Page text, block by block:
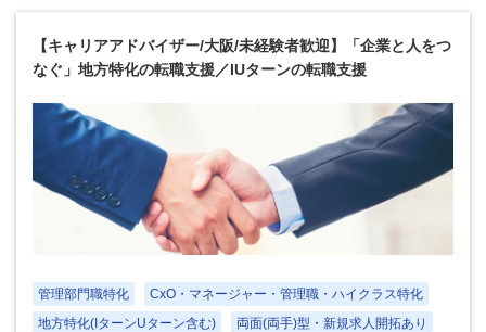
【キャリアアドバイザー/大阪/未経験者歓迎】「企業と人をつ
なぐ」地方特化の転職支援／IUターンの転職支援
管理部門職特化
CxO・マネージャー・管理職・ハイクラス特化
地方特化(IターンUターン含む)
両面(両手)型・新規求人開拓あり